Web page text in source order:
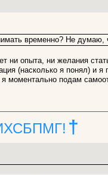
временно? Не думаю,
ни опыта, ни желания
(насколько я понял) и я
моментально подам
†